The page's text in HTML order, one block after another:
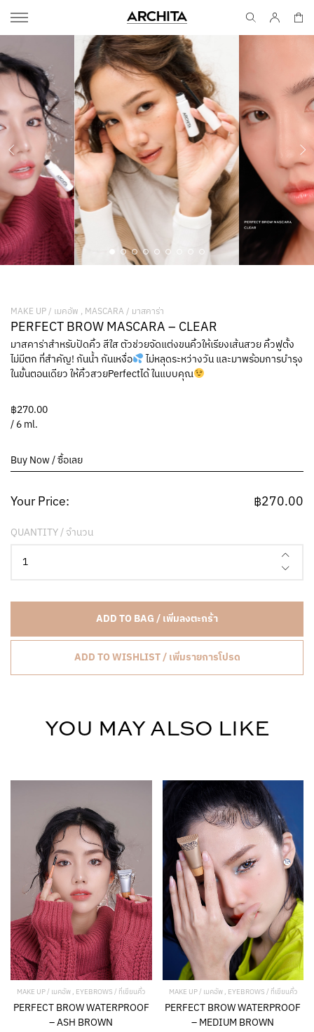
MAKE UP / เมคอัพ , MASCARA / มาสคาร่า
PERFECT BROW MASCARA – CLEAR
มาสคาร่าสำหรับปัดคิ้ว สีใส ตัวช่วยจัดแต่งขนคิ้วให้เรียงเส้นสวย คิ้วฟูตั้ง
ไม่มีตก ที่สำคัญ! กันน้ำ กันเหงื่อ
ไม่หลุดระหว่างวัน และมาพร้อมการบำรุง
ในขั้นตอนเดียว ให้คิ้วสวยPerfectได้ ในแบบคุณ
฿270.00
/ 6 ml.
Buy Now / ซื้อเลย
Your Price: ฿270.00
brow
ADD TO BAG / เพิ่มลงตะกร้า
ADD TO WISHLIST / เพิ่มรายการโปรด
YOU MAY ALSO LIKE
MAKE UP / เมคอัพ , EYEBROWS / ที่เขียนคิ้ว
PERFECT BROW WATERPROOF
– ASH BROWN
MAKE UP / เมคอัพ , EYEBROWS / ที่เขียนคิ้ว
PERFECT BROW WATERPROOF
– MEDIUM BROWN